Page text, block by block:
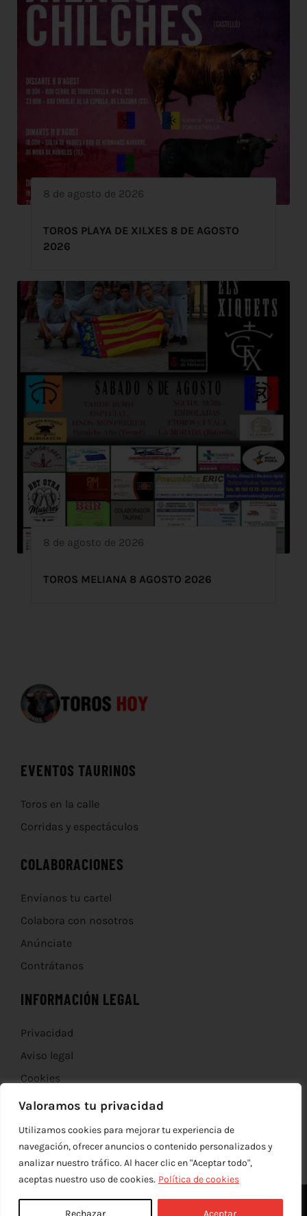
Valoramos tu privacidad
Utilizamos cookies para mejorar tu experiencia de
navegación, ofrecer anuncios o contenido personalizados y
analizar nuestro tráfico. Al hacer clic en "Aceptar todo",
aceptas nuestro uso de cookies. Política de cookies
Rechazar Aceptar
8 de agosto de 2026
TOROS PLAYA DE XILXES 8 DE AGOSTO
2026
8 de agosto de 2026
TOROS MELIANA 8 AGOSTO 2026
EVENTOS TAURINOS
Toros en la calle
Corridas y espectáculos
COLABORACIONES
Envíanos tu cartel
Colabora con nosotros
Anúnciate
Contrátanos
INFORMACIÓN LEGAL
Privacidad
Aviso legal
Cookies
Devoluciones
© Copyright 2012 - 2026 | | Todos los derechos reservados